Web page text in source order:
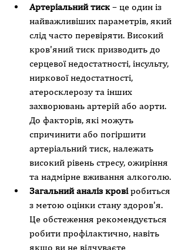
Артеріальний тиск – це один із
найважливіших параметрів, який
слід часто перевіряти. Високий
кров'яний тиск призводить до
серцевої недостатності, інсульту,
ниркової недостатності,
атеросклерозу та інших
захворювань артерій або аорти.
До факторів, які можуть
спричинити або погіршити
артеріальний тиск, належать
високий рівень стресу, ожиріння
та надмірне вживання алкоголю.
Загальний аналіз крові робиться
з метою оцінки стану здоров'я.
Це обстеження рекомендується
робити профілактично, навіть
якщо ви не відчуваєте